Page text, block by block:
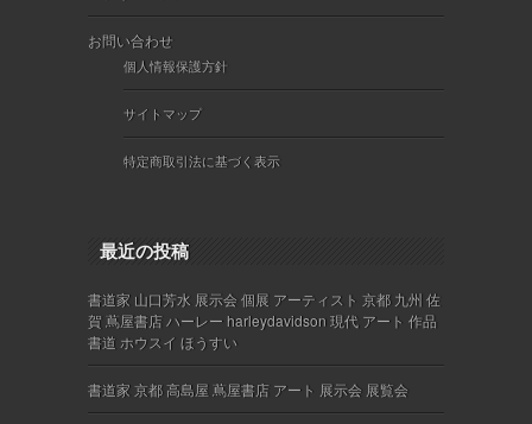
お問い合わせ
個人情報保護方針
サイトマップ
特定商取引法に基づく表示
最近の投稿
書道家 山口芳水 展示会 個展 アーティスト 京都 九州 佐
賀 蔦屋書店 ハーレー harleydavidson 現代 アート 作品
書道 ホウスイ ほうすい
書道家 京都 高島屋 蔦屋書店 アート 展示会 展覧会